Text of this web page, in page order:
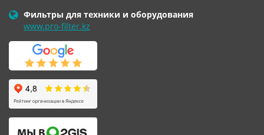
Фильтры для техники и оборудования
www.pro-filter.kz